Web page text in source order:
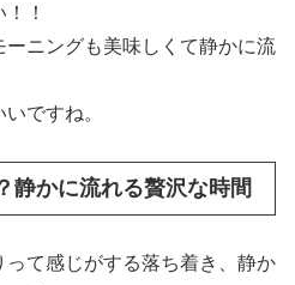
！
ニングも美味しくて静かに流
ですね。
静かに流れる贅沢な時間
て感じがする落ち着き、静か